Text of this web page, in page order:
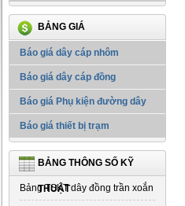
BẢNG GIÁ
Báo giá dây cáp nhôm
Báo giá dây cáp đồng
Báo giá Phụ kiện đường dây
Báo giá thiết bị trạm
BẢNG THÔNG SỐ KỸ
THUẬT
Bảng TSKT dây đồng trần xoắn